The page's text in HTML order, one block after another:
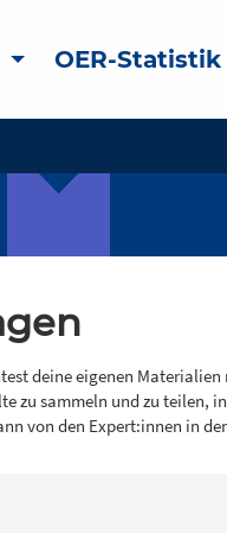
OER-Statistik
deine eigenen
zu sammeln und zu teilen,
von den Expert:innen in